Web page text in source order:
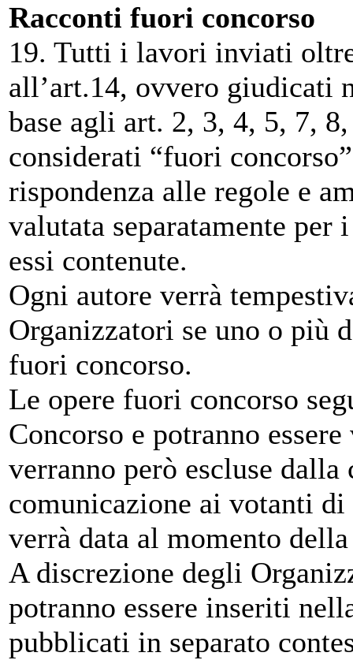
Racconti fuori concorso
19. Tutti i lavori inviati
all’art.14, ovvero giudicati
base agli art. 2, 3, 4, 5, 7,
considerati “fuori
rispondenza alle regole e
valutata separatamente
essi contenute.
Ogni autore verrà
Organizzatori se uno o più
fuori concorso.
Le opere fuori concorso
Concorso e potranno
verranno però escluse
comunicazione ai votanti
verrà data al momento
A discrezione degli
potranno essere inseriti
pubblicati in separato